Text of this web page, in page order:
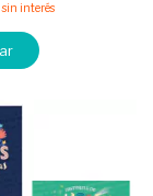
sin interés